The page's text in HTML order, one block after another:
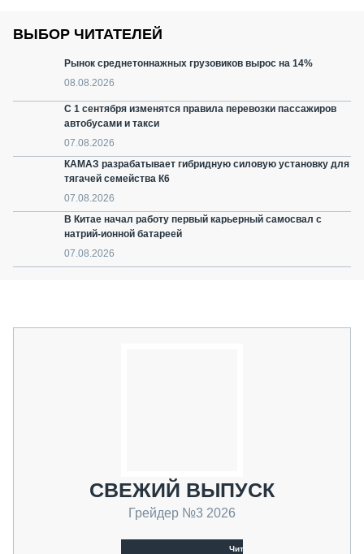
ВЫБОР ЧИТАТЕЛЕЙ
Рынок среднетоннажных грузовиков вырос на 14%
08.08.2026
С 1 сентября изменятся правила перевозки пассажиров
автобусами и такси
07.08.2026
КАМАЗ разрабатывает гибридную силовую установку для
тягачей семейства К6
07.08.2026
В Китае начал работу первый карьерный самосвал с
натрий-ионной батареей
07.08.2026
СВЕЖИЙ ВЫПУСК
Грейдер №3 2026
Читать